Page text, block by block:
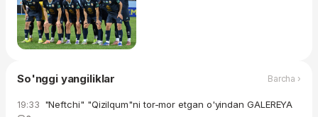
So'nggi yangiliklar Barcha ›
19:33 "Neftchi" "Qizilqum"ni tor-mor etgan o'yindan GALEREYA